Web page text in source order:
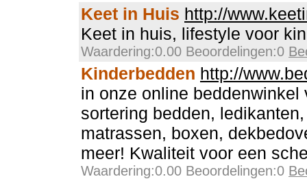
Keet in Huis http://
Keet in huis, lifestyle voor
Waardering:0.00 Beoordelingen:0
Kinderbedden http://
in onze online beddenwinkel
sortering bedden,
matrassen, boxen,
meer! Kwaliteit voor een
Waardering:0.00 Beoordelingen:0